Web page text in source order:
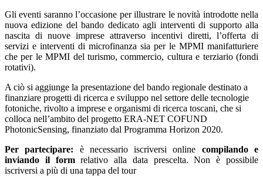
Gli eventi saranno l’occasione per illustrare le novità introdotte nella
nuova edizione del bando dedicato agli interventi di supporto alla
nascita di nuove imprese attraverso incentivi diretti, l’offerta di
servizi e interventi di microfinanza sia per le MPMI manifatturiere
che per le MPMI del turismo, commercio, cultura e terziario (fondi
rotativi).
A ciò si aggiunge la presentazione del bando regionale destinato a
finanziare progetti di ricerca e sviluppo nel settore delle tecnologie
fotoniche, rivolto a imprese e organismi di ricerca toscani, che si
colloca nell’ambito del progetto ERA-NET COFUND
PhotonicSensing, finanziato dal Programma Horizon 2020.
Per partecipare: è necessario iscriversi online compilando e
inviando il formrelativo alla data prescelta. Non è possibile
iscriversi a più di una tappa del tour